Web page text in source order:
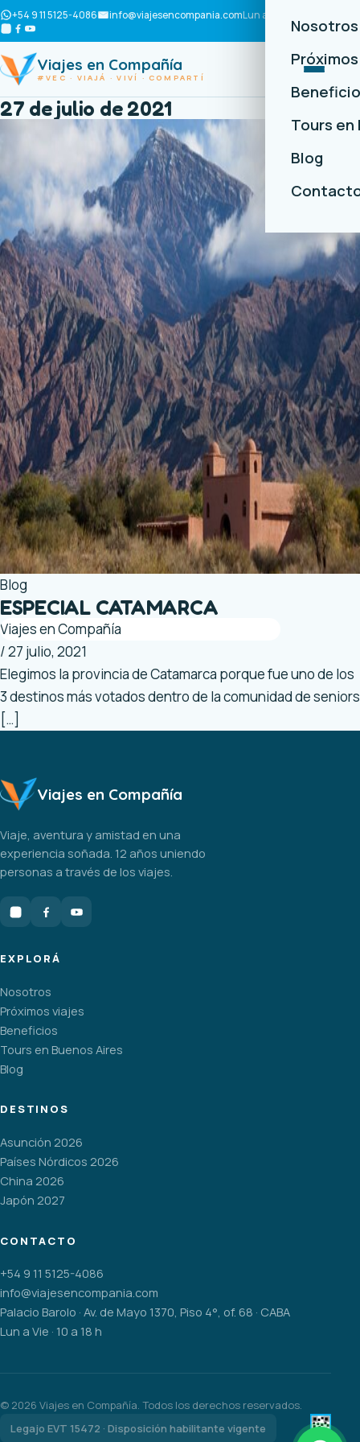
+54 9 11 5125-4086 info@viajesencompania.comLun a Vie · 10 a 18 h
Viajes en Compañía
#VEC · VIAJÁ · VIVÍ · COMPARTÍ
Nosotros
Tours en
Blog
27 de julio de 2021
Blog
ESPECIAL CATAMARCA
Viajes en Compañía
/27 julio, 2021
Elegimos la provincia de Catamarca porque fue uno de los
3 destinos más votados dentro de la comunidad de seniors
[…]
Viajes en Compañía
Viaje, aventura y amistad en una
experiencia soñada. 12 años uniendo
personas a través de los viajes.
EXPLORÁ
Nosotros
Próximos viajes
Beneficios
Tours en Buenos Aires
Blog
DESTINOS
Asunción 2026
Países Nórdicos 2026
China 2026
Japón 2027
CONTACTO
+54 9 11 5125-4086
info@viajesencompania.com
Palacio Barolo · Av. de Mayo 1370, Piso 4°, of. 68 · CABA
Lun a Vie · 10 a 18 h
© 2026 Viajes en Compañía. Todos los derechos reservados.
Legajo EVT 15472 · Disposición habilitante vigente